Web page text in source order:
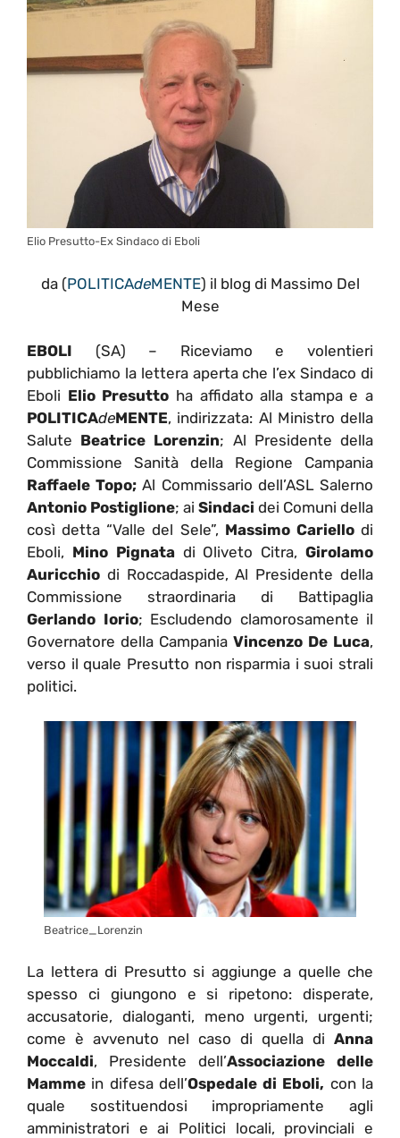
Elio Presutto-Ex Sindaco di Eboli
da (POLITICAdeMENTE) il blog di Massimo Del
Mese
EBOLI (SA) – Riceviamo e volentieri
pubblichiamo la lettera aperta che l’ex Sindaco di
Eboli Elio Presutto ha affidato alla stampa e a
POLITICAdeMENTE, indirizzata: Al Ministro della
Salute Beatrice Lorenzin; Al Presidente della
Commissione Sanità della Regione Campania
Raffaele Topo; Al Commissario dell’ASL Salerno
Antonio Postiglione; ai Sindaci dei Comuni della
così detta “Valle del Sele”, Massimo Cariellodi
Eboli, Mino Pignatadi Oliveto Citra,Girolamo
Auricchio di Roccadaspide, Al Presidente della
Commissione straordinaria di Battipaglia
Gerlando Iorio; Escludendo clamorosamente il
Governatore della Campania Vincenzo De Luca,
verso il quale Presutto non risparmia i suoi strali
politici.
Beatrice_Lorenzin
La lettera di Presutto si aggiunge a quelle che
spesso ci giungono e si ripetono: disperate,
accusatorie, dialoganti, meno urgenti, urgenti;
come è avvenuto nel caso di quella di Anna
Moccaldi, Presidente dell’Associazione delle
Mamme in difesa dell’Ospedale di Eboli, con la
quale sostituendosi impropriamente agli
amministratori e ai Politici locali, provinciali e